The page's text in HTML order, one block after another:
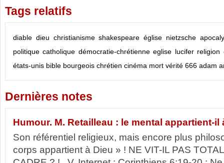
Tags relatifs
diable dieu christianisme shakespeare église nietzsche
politique catholique démocratie-chrétienne eglise lucifer religion
états-unis bible bourgeois chrétien cinéma mort vérité 666 adam
Dernières notes
Humour. M. Retailleau : le mental appartient-il
Son référentiel religieux, mais encore plus
corps appartient à Dieu » ! NE VIT-IL PAS